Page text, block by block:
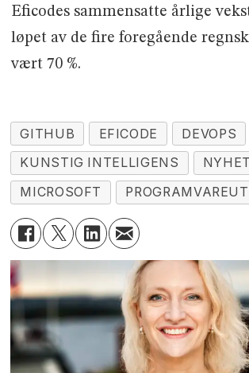
Eficodes sammensatte årlige
løpet av de fire foregående
vært 70 %.
GITHUB EFICODE DEVOPS
KUNSTIG INTELLIGENS
MICROSOFT